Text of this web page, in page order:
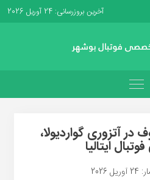
آخرین بروزرسانی: 24 آوریل 2026
آتزوری گواردیولا،
ایتالیا